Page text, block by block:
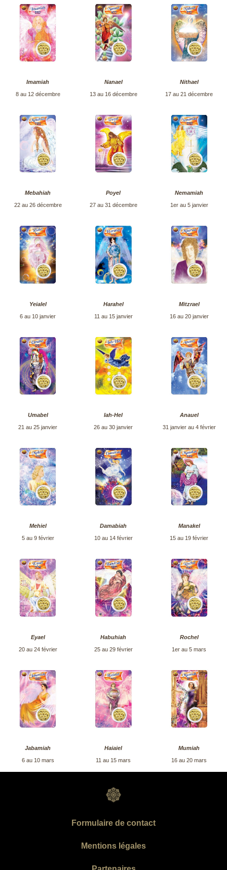
Imamiah
8 au 12 décembre
Nanael
13 au 16 décembre
Nithael
17 au 21 décembre
Mebahiah
22 au 26 décembre
Poyel
27 au 31 décembre
Nemamiah
1er au 5 janvier
Yeialel
6 au 10 janvier
Harahel
11 au 15 janvier
Mitzrael
16 au 20 janvier
Umabel
21 au 25 janvier
Iah-Hel
26 au 30 janvier
Anauel
31 janvier au 4 février
Mehiel
5 au 9 février
Damabiah
10 au 14 février
Manakel
15 au 19 février
Eyael
20 au 24 février
Habuhiah
25 au 29 février
Rochel
1er au 5 mars
Jabamiah
6 au 10 mars
Haiaiel
11 au 15 mars
Mumiah
16 au 20 mars
Formulaire de contact
Mentions légales